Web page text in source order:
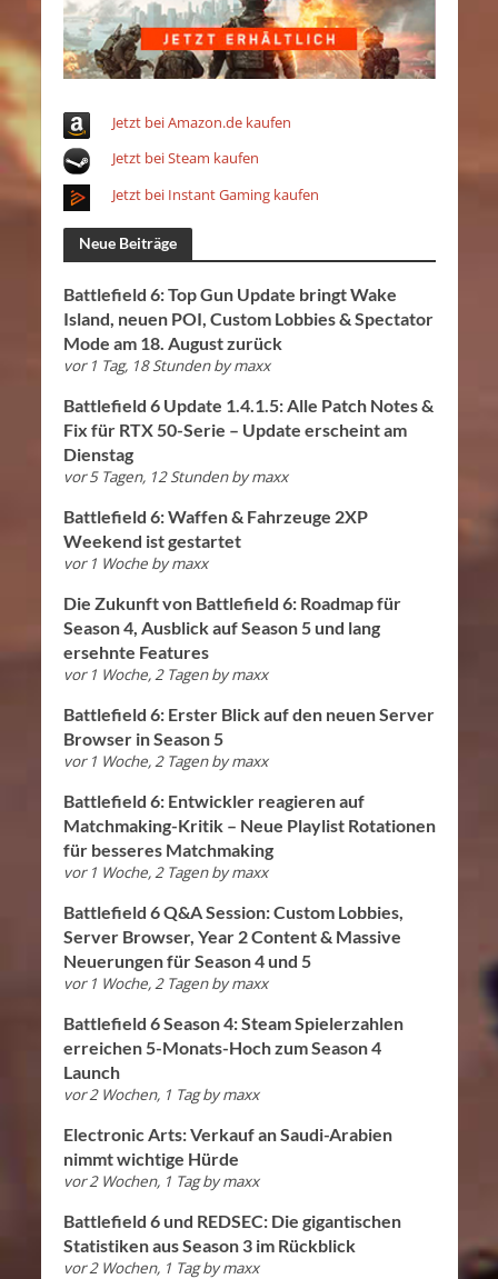
Jetzt bei Amazon.de kaufen
Jetzt bei Steam kaufen
Jetzt bei Instant Gaming kaufen
Neue Beiträge
Battlefield 6: Top Gun Update bringt Wake
Island, neuen POI, Custom Lobbies & Spectator
Mode am 18. August zurück
vor 1 Tag, 18 Stunden bymaxx
Battlefield 6 Update 1.4.1.5: Alle Patch Notes &
Fix für RTX 50-Serie – Update erscheint am
Dienstag
vor 5 Tagen, 12 Stunden bymaxx
Battlefield 6: Waffen & Fahrzeuge 2XP
Weekend ist gestartet
vor 1 Woche bymaxx
Die Zukunft von Battlefield 6: Roadmap für
Season 4, Ausblick auf Season 5 und lang
ersehnte Features
vor 1 Woche, 2 Tagen bymaxx
Battlefield 6: Erster Blick auf den neuen Server
Browser in Season 5
vor 1 Woche, 2 Tagen bymaxx
Battlefield 6: Entwickler reagieren auf
Matchmaking-Kritik – Neue Playlist Rotationen
für besseres Matchmaking
vor 1 Woche, 2 Tagen bymaxx
Battlefield 6 Q&A Session: Custom Lobbies,
Server Browser, Year 2 Content & Massive
Neuerungen für Season 4 und 5
vor 1 Woche, 2 Tagen bymaxx
Battlefield 6 Season 4: Steam Spielerzahlen
erreichen 5-Monats-Hoch zum Season 4
Launch
vor 2 Wochen, 1 Tag bymaxx
Electronic Arts: Verkauf an Saudi-Arabien
nimmt wichtige Hürde
vor 2 Wochen, 1 Tag bymaxx
Battlefield 6 und REDSEC: Die gigantischen
Statistiken aus Season 3 im Rückblick
vor 2 Wochen, 1 Tag bymaxx